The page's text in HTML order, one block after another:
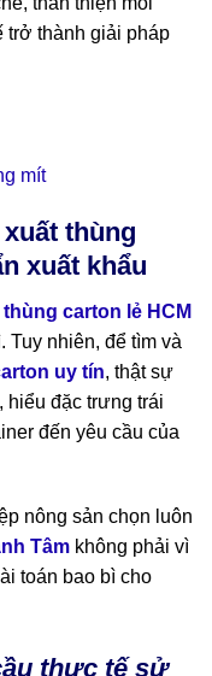
trở thành giải pháp
thùng
xuất khẩu
thùng carton lẻ HCM
Tuy nhiên, để tìm và
uy tín, thật sự
hiểu đặc trưng trái
đến yêu cầu của
nông sản chọn luôn
Tâm không phải vì
toán bao bì cho
thực tế sử